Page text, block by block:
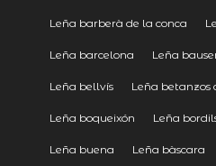
Leña barberà de la conca
Leña barcelona Leña
Leña bellvís Leña betanzos
Leña boqueixón Leña
Leña buena Leña bàscara